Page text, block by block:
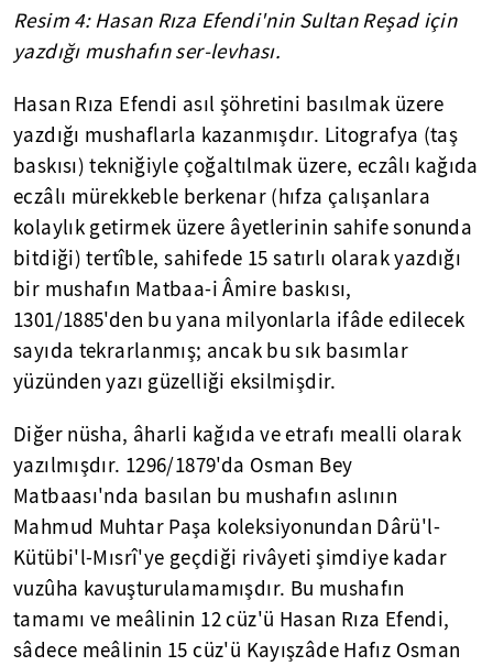
Resim 4: Hasan Rıza Efendi'nin Sultan Reşad için
yazdığı mushafın ser-levhası.
Hasan Rıza Efendi asıl şöhretini basılmak üzere
yazdığı mushaflarla kazanmışdır. Litografya (taş
baskısı) tekniğiyle çoğaltılmak üzere, eczâlı kağıda
eczâlı mürekkeble berkenar (hıfza çalışanlara
kolaylık getirmek üzere âyetlerinin sahife sonunda
bitdiği) tertîble, sahifede 15 satırlı olarak yazdığı
bir mushafın Matbaa-i Âmire baskısı,
1301/1885'den bu yana milyonlarla ifâde edilecek
sayıda tekrarlanmış; ancak bu sık basımlar
yüzünden yazı güzelliği eksilmişdir.
Diğer nüsha, âharli kağıda ve etrafı mealli olarak
yazılmışdır. 1296/1879'da Osman Bey
Matbaası'nda basılan bu mushafın aslının
Mahmud Muhtar Paşa koleksiyonundan Dârü'l-
Kütübi'l-Mısrî'ye geçdiği rivâyeti şimdiye kadar
vuzûha kavuşturulamamışdır. Bu mushafın
tamamı ve meâlinin 12 cüz'ü Hasan Rıza Efendi,
sâdece meâlinin 15 cüz'ü Kayışzâde Hafız Osman